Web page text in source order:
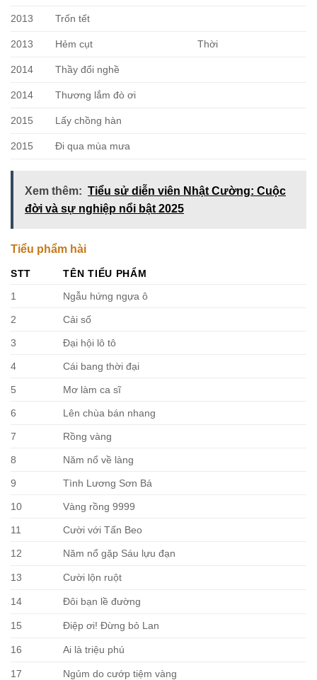
2013 Trốn tết
2013 Hẻm cụt Thời
2014 Thầy đổi nghề
2014 Thương lắm đò ơi
2015 Lấy chồng hàn
2015 Đi qua mùa mưa
Xem thêm: Tiểu sử diễn viên Nhật Cường: Cuộc
đời và sự nghiệp nổi bật 2025
Tiểu phẩm hài
STT
TÊN TIỂU PHẨM
1
Ngẫu hứng ngựa ô
2 Cải số
3 Đại hội lô tô
4 Cái bang thời đại
5 Mơ làm ca sĩ
6 Lên chùa bán nhang
7 Rồng vàng
8 Năm nổ về làng
9 Tình Lương Sơn Bá
10 Vàng rồng 9999
11 Cười với Tấn Beo
12 Năm nổ gặp Sáu lựu đạn
13 Cười lộn ruột
14 Đôi bạn lề đường
15 Điệp ơi! Đừng bỏ Lan
16 Ai là triệu phú
17 Ngủm do cướp tiệm vàng